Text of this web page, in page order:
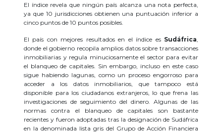
El índice revela que ningún país alcanza una nota perfecta,
ya que 10 jurisdicciones obtienen una puntuación inferior a
cinco puntos de 10 puntos posibles.
El país con mejores resultados en el índice es Sudáfrica,
donde el gobierno recopila amplios datos sobre transacciones
inmobiliarias y regula minuciosamente el sector para evitar
el blanqueo de capitales. Sin embargo, incluso en este caso
sigue habiendo lagunas, como un proceso engorroso para
acceder a los datos inmobiliarios, que tampoco está
disponible para los ciudadanos extranjeros, lo que frena las
investigaciones de seguimiento del dinero. Algunas de las
normas contra el blanqueo de capitales son bastante
recientes y fueron adoptadas tras la designación de Sudáfrica
en la denominada lista gris del Grupo de Acción Financiera